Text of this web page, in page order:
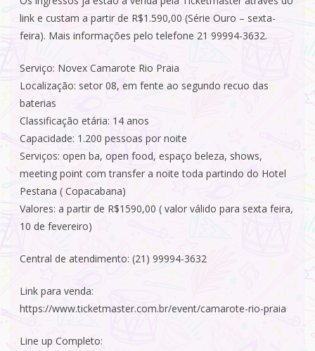
link e custam a partir de R$1.590,00 (Série Ouro – sexta-
feira). Mais informações pelo telefone 21 99994-3632.
Serviço: Novex Camarote Rio Praia
Localização: setor 08, em fente ao segundo recuo das
baterias
Classificação etária: 14 anos
Capacidade: 1.200 pessoas por noite
Serviços: open ba, open food, espaço beleza, shows,
meeting point com transfer a noite toda partindo do Hotel
Pestana ( Copacabana)
Valores: a partir de R$1590,00 ( valor válido para sexta feira,
10 de fevereiro)
Central de atendimento: (21) 99994-3632
Link para venda:
https://www.ticketmaster.com.br/event/camarote-rio-praia
Line up Completo: